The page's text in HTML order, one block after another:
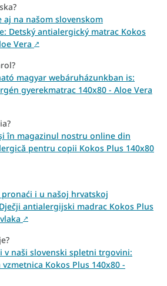
na našom slovenskom
Detský antialergický matrac Kokos
Vera ↗
magyar webáruházunkban is:
gyerekmatrac 140x80 - Aloe Vera
în magazinul nostru online din
pentru copii Kokos Plus 140x80
i u našoj hrvatskoj
antialergijski madrac Kokos Plus
↗
v naši slovenski spletni trgovini:
Kokos Plus 140x80 -